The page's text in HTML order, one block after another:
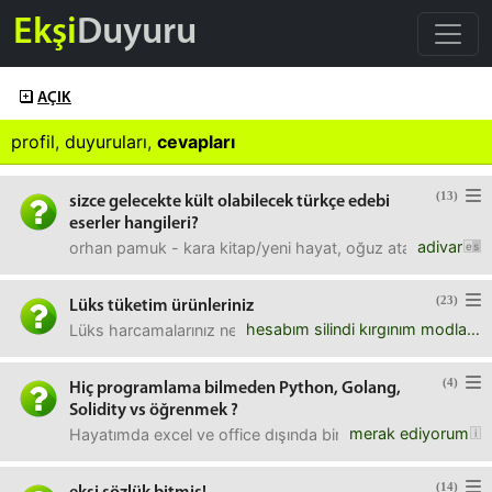
EkşiDuyuru
AÇIK
profil, duyuruları, cevapları
(13)
sizce gelecekte kült olabilecek türkçe edebi
eserler hangileri?
adivar
orhan pamuk - kara kitap/yeni hayat, oğuz atay -
(23)
Lüks tüketim ürünleriniz
hesabım silindi kırgınım modlar
Lüks harcamalarınız neler ve ne kadar harcıyorsunuz?
(4)
Hiç programlama bilmeden Python, Golang,
Solidity vs öğrenmek ?
merak ediyorum
Hayatımda excel ve office dışında bir şey kullanmamış
(14)